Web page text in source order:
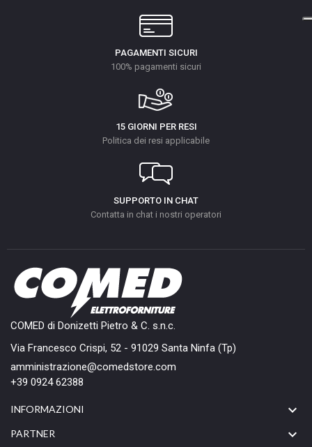
PAGAMENTI SICURI
100% pagamenti sicuri
15 GIORNI PER RESI
Politica dei resi applicabile
SUPPORTO IN CHAT
Contatta in chat i nostri operatori
COMED di Donizetti Pietro & C. s.n.c.
Via Francesco Crispi, 52 - 91029 Santa Ninfa (Tp)
amministrazione@comedstore.com
+39 0924 62388
INFORMAZIONI 
PARTNER 